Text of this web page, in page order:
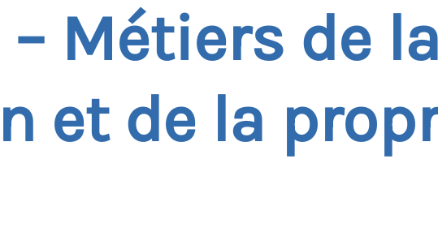
Métiers de la
et de la